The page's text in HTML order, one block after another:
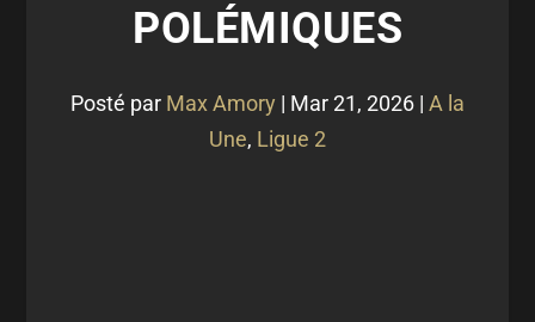
POLÉMIQUES
Posté par Max Amory | Mar 21, 2026 | A la
Une, Ligue 2